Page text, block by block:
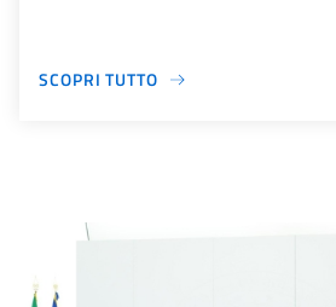
SCOPRI TUTTO